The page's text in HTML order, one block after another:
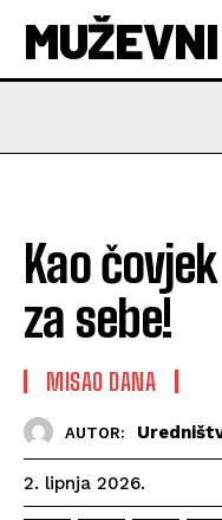
Kao
za sebe!
MISAO DANA
AUTOR:
2. lipnja 2026.